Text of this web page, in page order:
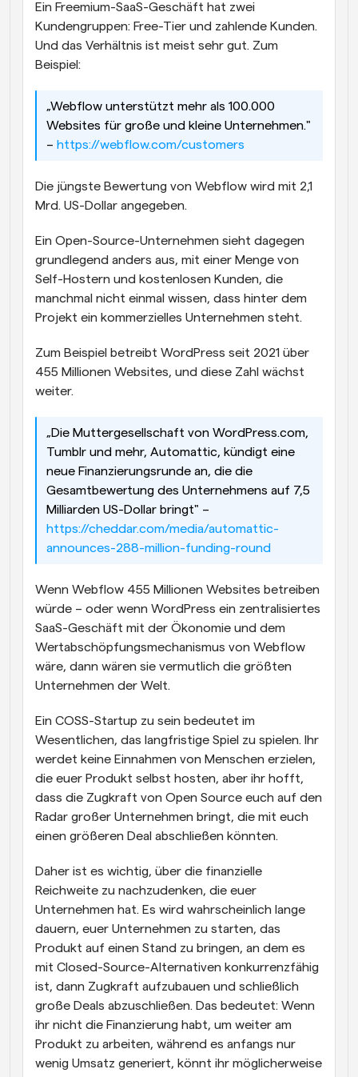
Ein Freemium-SaaS-Geschäft hat zwei
Kundengruppen: Free-Tier und zahlende Kunden.
Und das Verhältnis ist meist sehr gut. Zum
Beispiel:
„Webflow unterstützt mehr als 100.000
Websites für große und kleine Unternehmen."
– https://webflow.com/customers
Die jüngste Bewertung von Webflow wird mit 2,1
Mrd. US-Dollar angegeben.
Ein Open-Source-Unternehmen sieht dagegen
grundlegend anders aus, mit einer Menge von
Self-Hostern und kostenlosen Kunden, die
manchmal nicht einmal wissen, dass hinter dem
Projekt ein kommerzielles Unternehmen steht.
Zum Beispiel betreibt WordPress seit 2021 über
455 Millionen Websites, und diese Zahl wächst
weiter.
„Die Muttergesellschaft von WordPress.com,
Tumblr und mehr, Automattic, kündigt eine
neue Finanzierungsrunde an, die die
Gesamtbewertung des Unternehmens auf 7,5
https://cheddar.com/media/automattic-
announces-288-million-funding-round
Wenn Webflow 455 Millionen Websites betreiben
würde – oder wenn WordPress ein zentralisiertes
SaaS-Geschäft mit der Ökonomie und dem
Wertabschöpfungsmechanismus von Webflow
wäre, dann wären sie vermutlich die größten
Unternehmen der Welt.
Ein COSS-Startup zu sein bedeutet im
Wesentlichen, das langfristige Spiel zu spielen. Ihr
werdet keine Einnahmen von Menschen erzielen,
die euer Produkt selbst hosten, aber ihr hofft,
dass die Zugkraft von Open Source euch auf den
Radar großer Unternehmen bringt, die mit euch
einen größeren Deal abschließen könnten.
Daher ist es wichtig, über die finanzielle
Reichweite zu nachzudenken, die euer
Unternehmen hat. Es wird wahrscheinlich lange
dauern, euer Unternehmen zu starten, das
Produkt auf einen Stand zu bringen, an dem es
mit Closed-Source-Alternativen konkurrenzfähig
ist, dann Zugkraft aufzubauen und schließlich
große Deals abzuschließen. Das bedeutet: Wenn
ihr nicht die Finanzierung habt, um weiter am
Produkt zu arbeiten, während es anfangs nur
wenig Umsatz generiert, könnt ihr möglicherweise